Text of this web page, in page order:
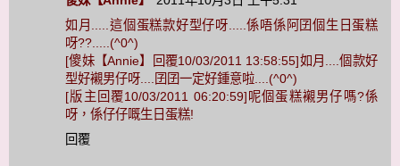
如月.....這個蛋糕款好型仔呀.....係唔係阿囝個生日蛋糕
呀??.....(^0^)
[傻妹【Annie】回覆10/03/2011 13:58:55]如月....個款好
型好襯男仔呀....囝囝一定好鍾意啦....(^0^)
[版主回覆10/03/2011 06:20:59]呢個蛋糕襯男仔嗎?係
呀，係仔仔嘅生日蛋糕!
回覆